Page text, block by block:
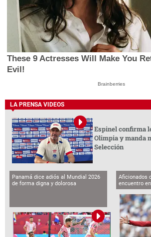
These 9 Actresses Will Make You
Evil!
Brainberries
LA PRENSA VIDEOS
Espinel confirma
Olimpia y manda
Selección
Panamá dice adiós al Mundial 2026
de forma digna y dolorosa
Aficionados
encuentro